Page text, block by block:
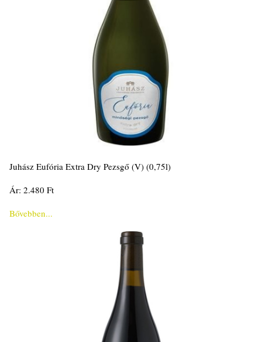
Juhász Eufória Extra Dry Pezsgő (V) (0,75l)
Ár: 2.480 Ft
Bővebben...